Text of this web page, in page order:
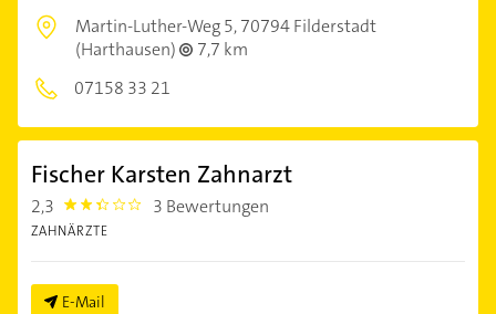
Martin-Luther-Weg 5,70794 Filderstadt
(Harthausen)
7,7 km
07158 33 21
Fischer Karsten Zahnarzt
2,3 2.3 3 Bewertungen
ZAHNÄRZTE
E-Mail